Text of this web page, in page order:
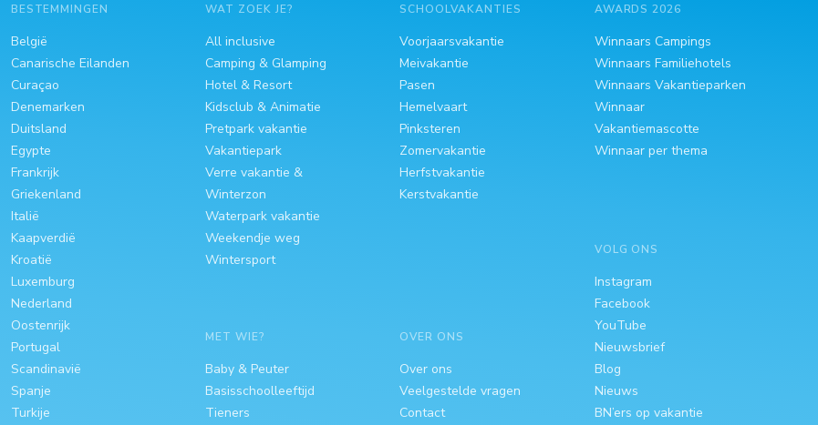
BESTEMMINGEN
België
Canarische Eilanden
Curaçao
Denemarken
Duitsland
Egypte
Frankrijk
Griekenland
Italië
Kaapverdië
Kroatië
Luxemburg
Nederland
Oostenrijk
Portugal
Scandinavië
Spanje
Turkije
WAT ZOEK JE?
All inclusive
Camping & Glamping
Hotel & Resort
Kidsclub & Animatie
Pretpark vakantie
Vakantiepark
Verre vakantie &
Winterzon
Waterpark vakantie
Weekendje weg
Wintersport
MET WIE?
Baby & Peuter
Basisschoolleeftijd
Tieners
SCHOOLVAKANTIES
Voorjaarsvakantie
Meivakantie
Pasen
Hemelvaart
Pinksteren
Zomervakantie
Herfstvakantie
Kerstvakantie
OVER ONS
Over ons
Veelgestelde vragen
Contact
AWARDS 2026
Winnaars Campings
Winnaars Familiehotels
Winnaars Vakantieparken
Winnaar
Vakantiemascotte
Winnaar per thema
VOLG ONS
Instagram
Facebook
YouTube
Nieuwsbrief
Blog
Nieuws
BN’ers op vakantie